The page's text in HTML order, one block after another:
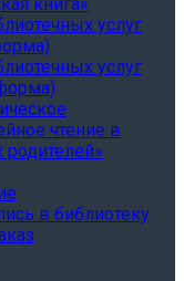
услуг
услуг
чтение в
в библиотеку